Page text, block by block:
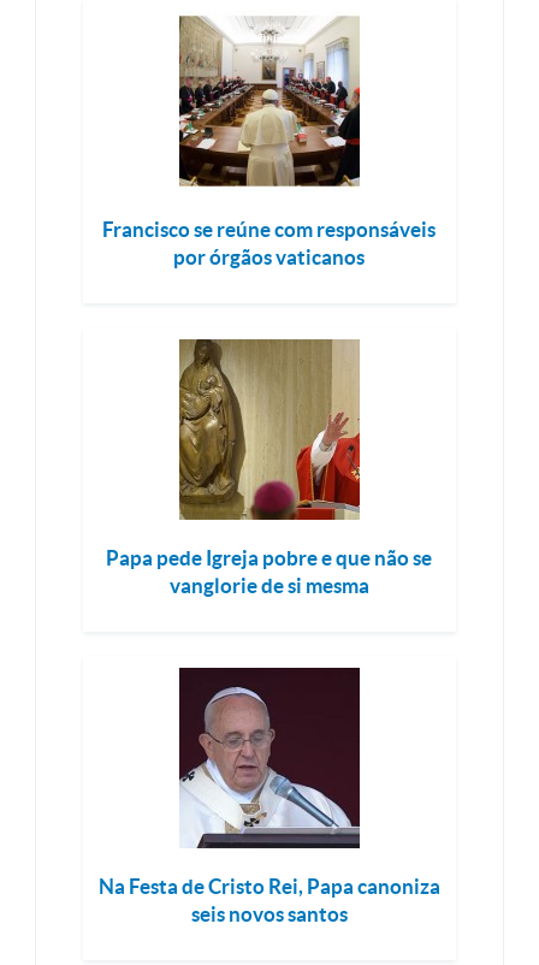
Francisco se reúne com responsáveis
por órgãos vaticanos
Papa pede Igreja pobre e que não se
vanglorie de si mesma
Na Festa de Cristo Rei, Papa canoniza
seis novos santos